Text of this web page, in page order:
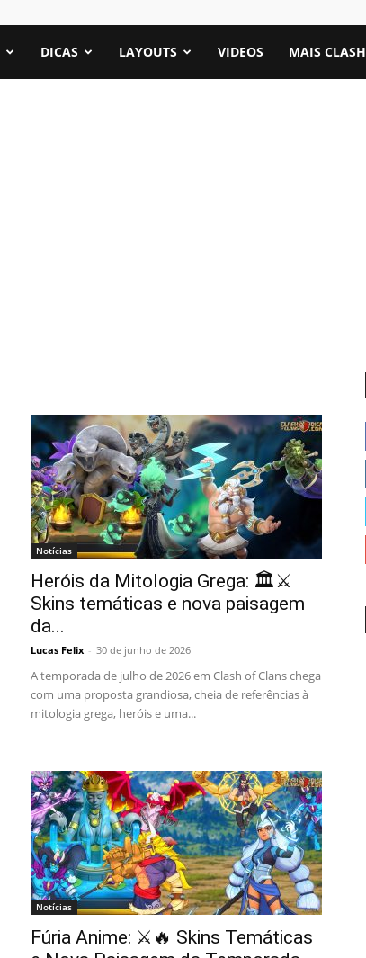
DICAS LAYOUTS VIDEOS MAIS CLASH
Notícias
Heróis da Mitologia Grega: 🏛️⚔️
Skins temáticas e nova paisagem
da...
Lucas Felix - 30 de junho de 2026
A temporada de julho de 2026 em Clash of Clans chega
com uma proposta grandiosa, cheia de referências à
mitologia grega, heróis e uma...
Notícias
Fúria Anime: ⚔️🔥 Skins Temáticas